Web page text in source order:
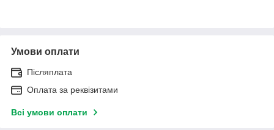
Умови оплати
Післяплата
Оплата за реквізитами
Всі умови оплати